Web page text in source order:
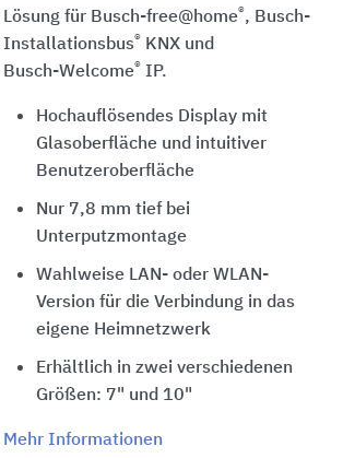
Lösung für Busch-free@home®, Busch-
Installationsbus® KNX und
Busch-Welcome® IP.
Hochauflösendes Display mit
Glasoberfläche und intuitiver
Benutzeroberfläche
Nur 7,8 mm tief bei
Unterputzmontage
Wahlweise LAN- oder WLAN-
Version für die Verbindung in das
eigene Heimnetzwerk
Erhältlich in zwei verschiedenen
Größen: 7" und 10"
Mehr Informationen